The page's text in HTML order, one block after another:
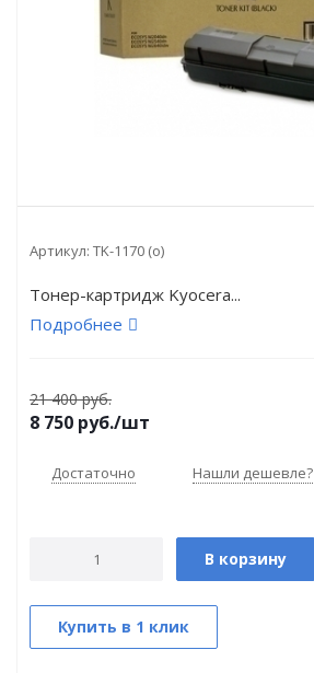
Артикул: TK-1170 (о)
Тонер-картридж Kyocera...
Подробнее
21 400 руб.
8 750 руб./шт
Достаточно Нашли дешевле?
В корзину
Купить в 1 клик